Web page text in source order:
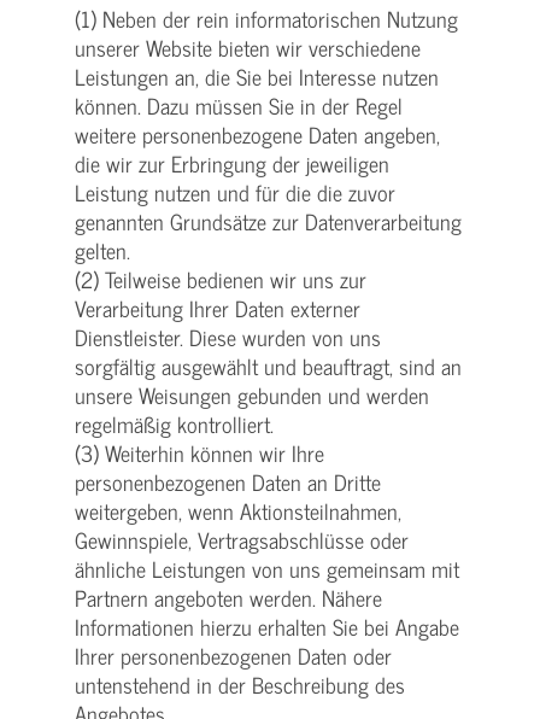
(1) Neben der rein informatorischen Nutzung
unserer Website bieten wir verschiedene
Leistungen an, die Sie bei Interesse nutzen
können. Dazu müssen Sie in der Regel
weitere personenbezogene Daten angeben,
die wir zur Erbringung der jeweiligen
Leistung nutzen und für die die zuvor
genannten Grundsätze zur Datenverarbeitung
gelten.
(2) Teilweise bedienen wir uns zur
Verarbeitung Ihrer Daten externer
Dienstleister. Diese wurden von uns
sorgfältig ausgewählt und beauftragt, sind an
unsere Weisungen gebunden und werden
regelmäßig kontrolliert.
(3) Weiterhin können wir Ihre
personenbezogenen Daten an Dritte
weitergeben, wenn Aktionsteilnahmen,
Gewinnspiele, Vertragsabschlüsse oder
ähnliche Leistungen von uns gemeinsam mit
Partnern angeboten werden. Nähere
Informationen hierzu erhalten Sie bei Angabe
Ihrer personenbezogenen Daten oder
untenstehend in der Beschreibung des